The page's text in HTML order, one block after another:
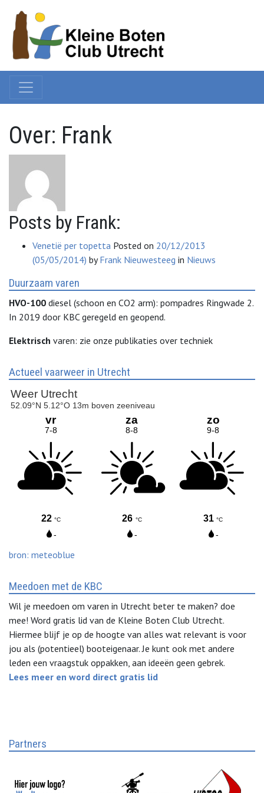
Over: Frank
Posts by Frank:
Venetië per topetta Posted on 20/12/2013
(05/05/2014) byFrank Nieuwesteeg in Nieuws
Duurzaam varen
HVO-100 diesel (schoon en CO2 arm): pompadres Ringwade 2.
In 2019 door KBC geregeld en geopend.
Elektrisch varen: zie onze publikaties over techniek
Actueel vaarweer in Utrecht
bron: meteoblue
Meedoen met de KBC
Wil je meedoen om varen in Utrecht beter te maken? doe
mee! Word gratis lid van de Kleine Boten Club Utrecht.
Hiermee blijf je op de hoogte van alles wat relevant is voor
jou als (potentieel) booteigenaar. Je kunt ook met andere
leden een vraagstuk oppakken, aan ideeën geen gebrek.
Lees meer en word direct gratis lid
Partners